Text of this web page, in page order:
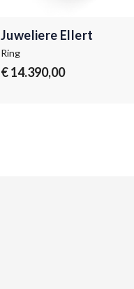
Juweliere Ellert
Ring
€ 14.390,00